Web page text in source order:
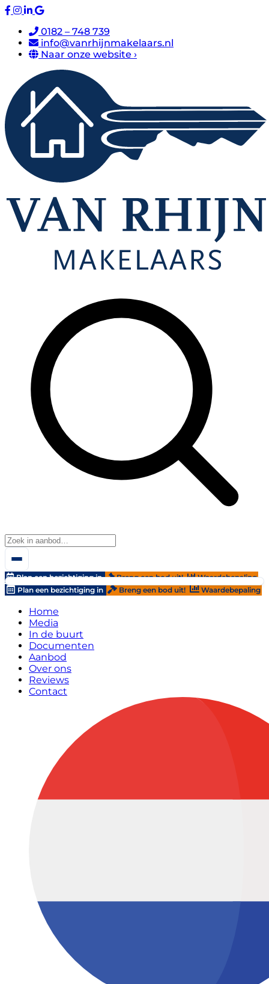
0182 – 748 739
info@vanrhijnmakelaars.nl
Naar onze website ›
Plan een bezichtiging in Breng een bod uit!
Waardebepaling
Plan een bezichtiging in
Breng een bod uit! Waardebepaling
Home
Media
In de buurt
Documenten
Aanbod
Over ons
Reviews
Contact